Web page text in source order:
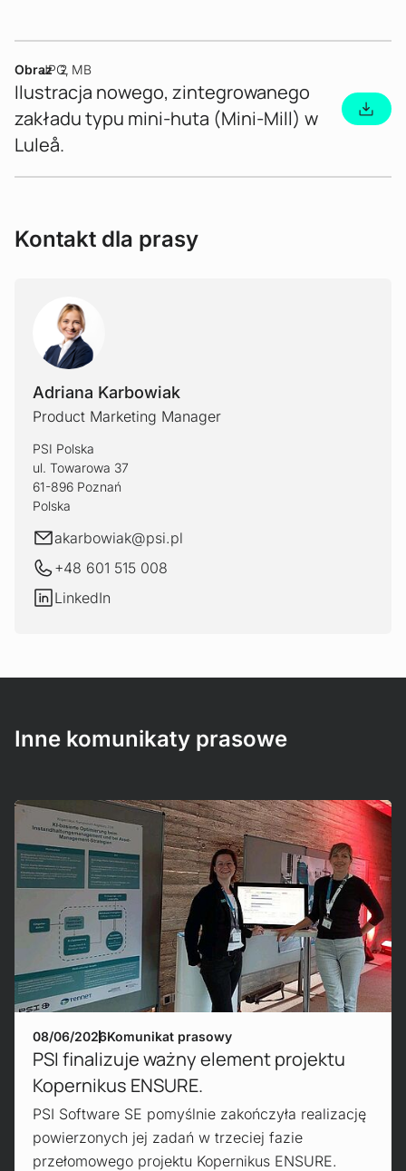
ObrazJPG2 MB
Ilustracja nowego, zintegrowanego
zakładu typu mini-huta (Mini-Mill) w
Luleå.
Kontakt dla prasy
Adriana Karbowiak
Product Marketing Manager
PSI Polska
ul. Towarowa 37
61-896 Poznań
Polska
E-mailakarbowiak@psi.pl
+48 601 515 008
LinkedIn
LinkedIn
Inne komunikaty prasowe
08/06/2026Komunikat prasowy
PSI finalizuje ważny element projektu
Kopernikus ENSURE.
PSI Software SE pomyślnie zakończyła realizację
powierzonych jej zadań w trzeciej fazie
przełomowego projektu Kopernikus ENSURE.
Mehr erfahren!